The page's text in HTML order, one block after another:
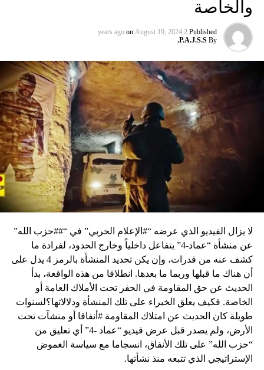
والخاصة
Published
2 years ago
on August 19, 2024
By
P.A.J.S.S.
لا يزال الفيديو الذي عرضه “#الإعلام الحربي” في “##حزب الله”
عن منشأة “عماد-4” يتفاعل داخلياً وخارج الحدود، لفرادة ما
كشف عنه من قدرات، وإن يكن تحديد المنشأة بالرمز 4 يدل على
أن هناك ما قبلها وربما ما بعدها. انطلاقا من هذه الواقعة، بدأ
الحديث عن حق المقاومة في الحفر تحت الأملاك العامة أو
الخاصة. فكيف يعلق الخبراء على تلك المنشأة ودلالاتها؟لسنوات
طويلة كان الحديث عن امتلاك المقاومة #أنفاقا أو منشآت تحت
الأرض، ولم يصدر قبل عرض فيديو “عماد -4” أي تعليق من
“حزب الله” على تلك الأنفاق، انسجاما مع سياسة الغموض
الإستراتيجي الذي تتبعه منذ نشأتها.